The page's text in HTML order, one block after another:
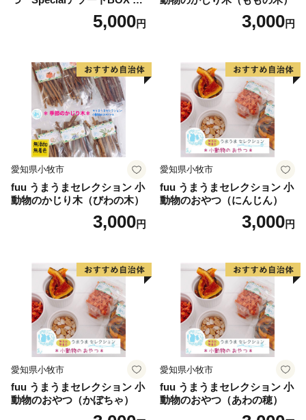
5,000円 3,000円
愛知県小牧市
fuu うまうまセレクション 小
動物のかじり木（びわの木）
3,000円
愛知県小牧市
fuu うまうまセレクション 小
動物のおやつ（にんじん）
3,000円
愛知県小牧市
fuu うまうまセレクション 小
動物のおやつ（かぼちゃ）
愛知県小牧市
fuu うまうまセレクション 小
動物のおやつ（あわの穂）